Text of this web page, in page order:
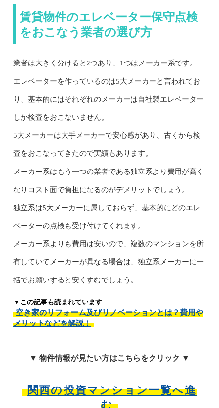
賃貸物件のエレベーター保守点検
をおこなう業者の選び方
業者は大きく分けると2つあり、1つはメーカー系です。
エレベーターを作っているのは5大メーカーと言われてお
り、基本的にはそれぞれのメーカーは自社製エレベーター
しか検査をおこないません。
5大メーカーは大手メーカーで安心感があり、古くから検
査をおこなってきたので実績もあります。
メーカー系はもう一つの業者である独立系より費用が高く
なりコスト面で負担になるのがデメリットでしょう。
独立系は5大メーカーに属しておらず、基本的にどのエレ
ベーターの点検も受け付けてくれます。
メーカー系よりも費用は安いので、複数のマンションを所
有していてメーカーが異なる場合は、独立系メーカーに一
括でお願いすると安くすむでしょう。
▼この記事も読まれています
空き家のリフォーム及びリノベーションとは？費用や
メリットなどを解説！
▼ 物件情報が見たい方はこちらをクリック ▼
関西の投資マンション一覧へ進
む